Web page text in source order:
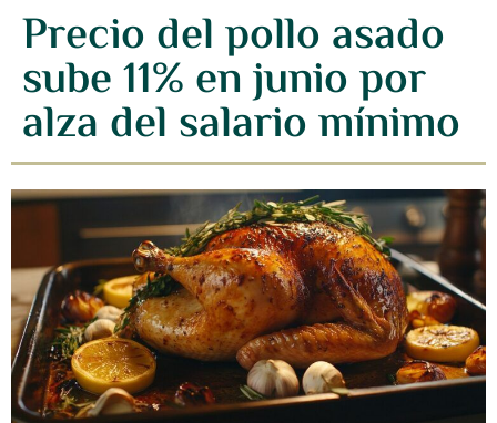
Precio del pollo asado
sube 11% en junio por
alza del salario mínimo